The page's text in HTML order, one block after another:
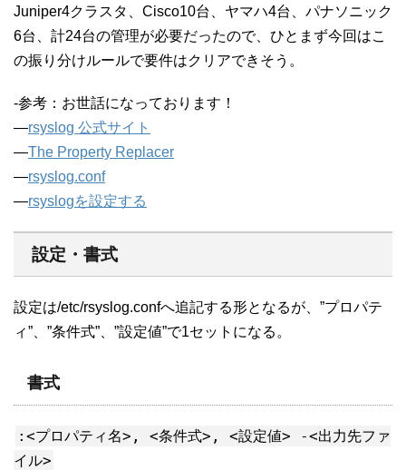
Juniper4クラスタ、Cisco10台、ヤマハ4台、パナソニック
6台、計24台の管理が必要だったので、ひとまず今回はこ
の振り分けルールで要件はクリアできそう。
-参考：お世話になっております！
—rsyslog 公式サイト
—The Property Replacer
—rsyslog.conf
—rsyslogを設定する
設定・書式
設定は/etc/rsyslog.confへ追記する形となるが、”プロパテ
ィ”、”条件式”、”設定値”で1セットになる。
書式
:<プロパティ名>, <条件式>, <設定値> -<出力先ファ
イル>